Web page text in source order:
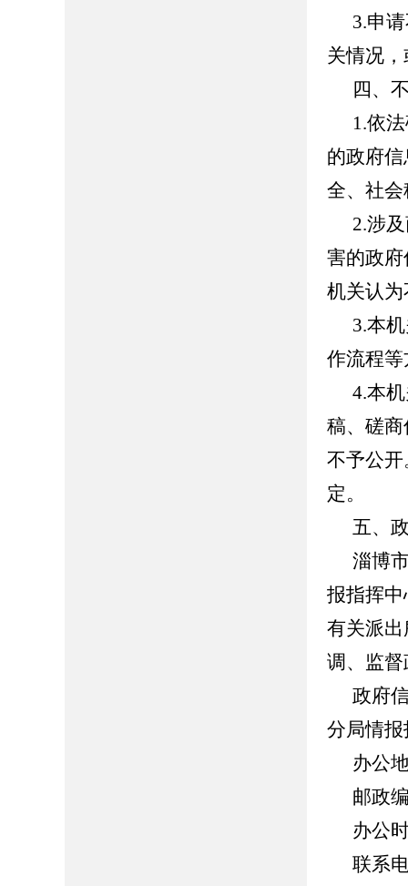
3.申
关情况
四、
1.依
的政府
全、社
2.涉
害的政
机关认
3.本
作流程
4.本
稿、磋
不予公
定。
五、
淄博
报指挥
有关派
调、监
政府
分局情
办公
邮政
办公
联系